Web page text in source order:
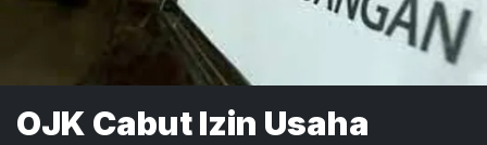
OJK Cabut Izin Usaha